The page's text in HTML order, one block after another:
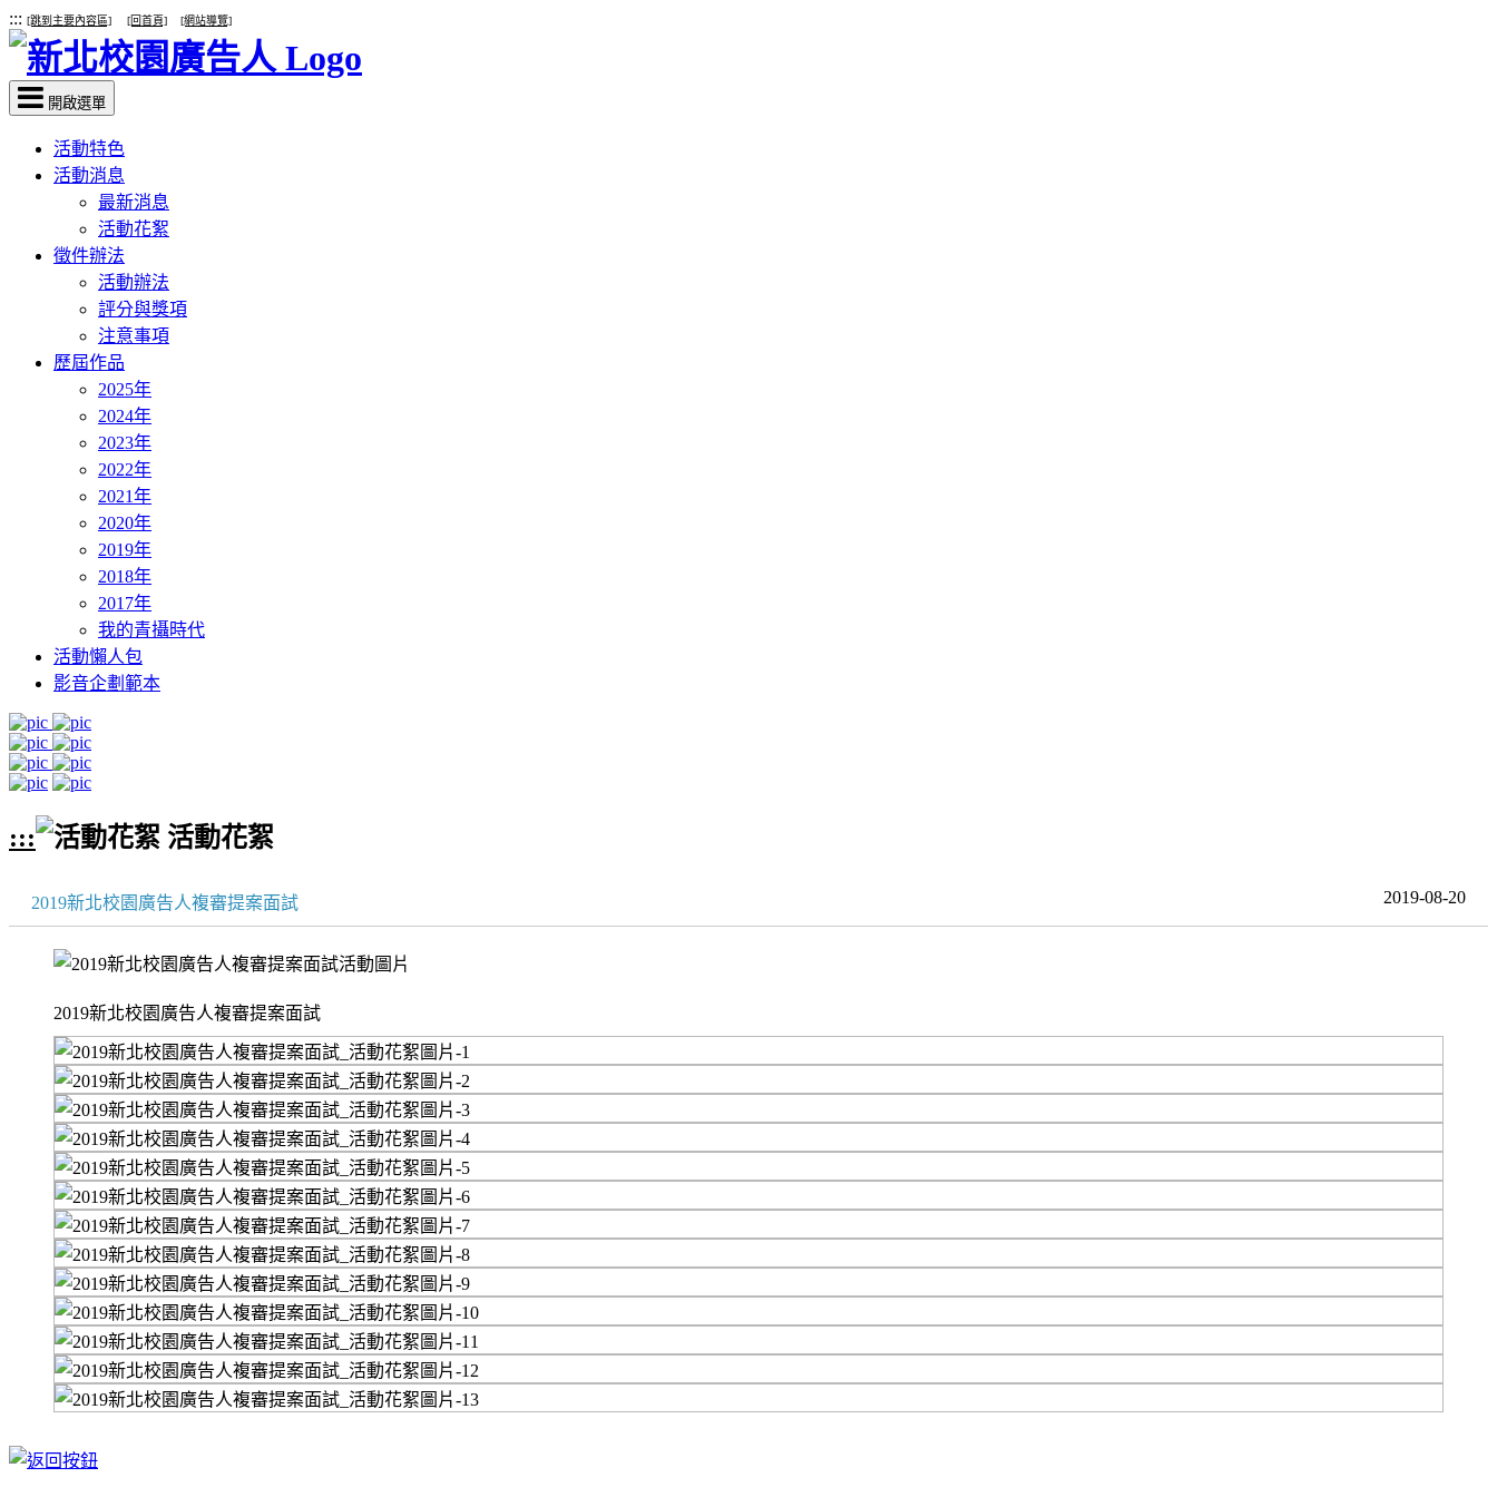
::: [跳到主要內容區] [回首頁] [網站導覽]
開啟選單
活動特色
活動消息
最新消息
活動花絮
徵件辦法
活動辦法
評分與獎項
注意事項
歷屆作品
2025年
2024年
2023年
2022年
2021年
2020年
2019年
2018年
2017年
我的青攝時代
活動懶人包
影音企劃範本
::: 活動花絮
2019新北校園廣告人複審提案面試 2019-08-20
2019新北校園廣告人複審提案面試